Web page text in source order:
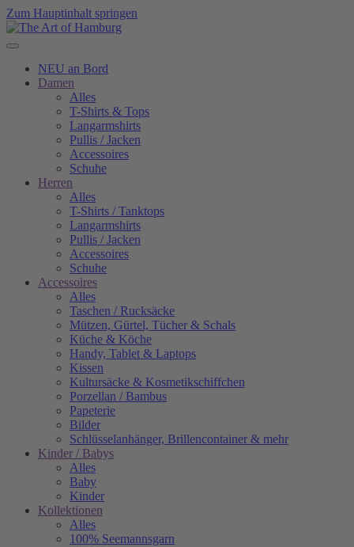
Zum Hauptinhalt springen
NEU an Bord
Damen
Alles
T-Shirts & Tops
Langarmshirts
Pullis / Jacken
Accessoires
Schuhe
Herren
Alles
T-Shirts / Tanktops
Langarmshirts
Pullis / Jacken
Accessoires
Schuhe
Accessoires
Alles
Taschen / Rucksäcke
Mützen, Gürtel, Tücher & Schals
Küche & Köche
Handy, Tablet & Laptops
Kissen
Kultursäcke & Kosmetikschiffchen
Porzellan / Bambus
Papeterie
Bilder
Schlüsselanhänger, Brillencontainer & mehr
Kinder / Babys
Alles
Baby
Kinder
Kollektionen
Alles
100% Seemannsgarn